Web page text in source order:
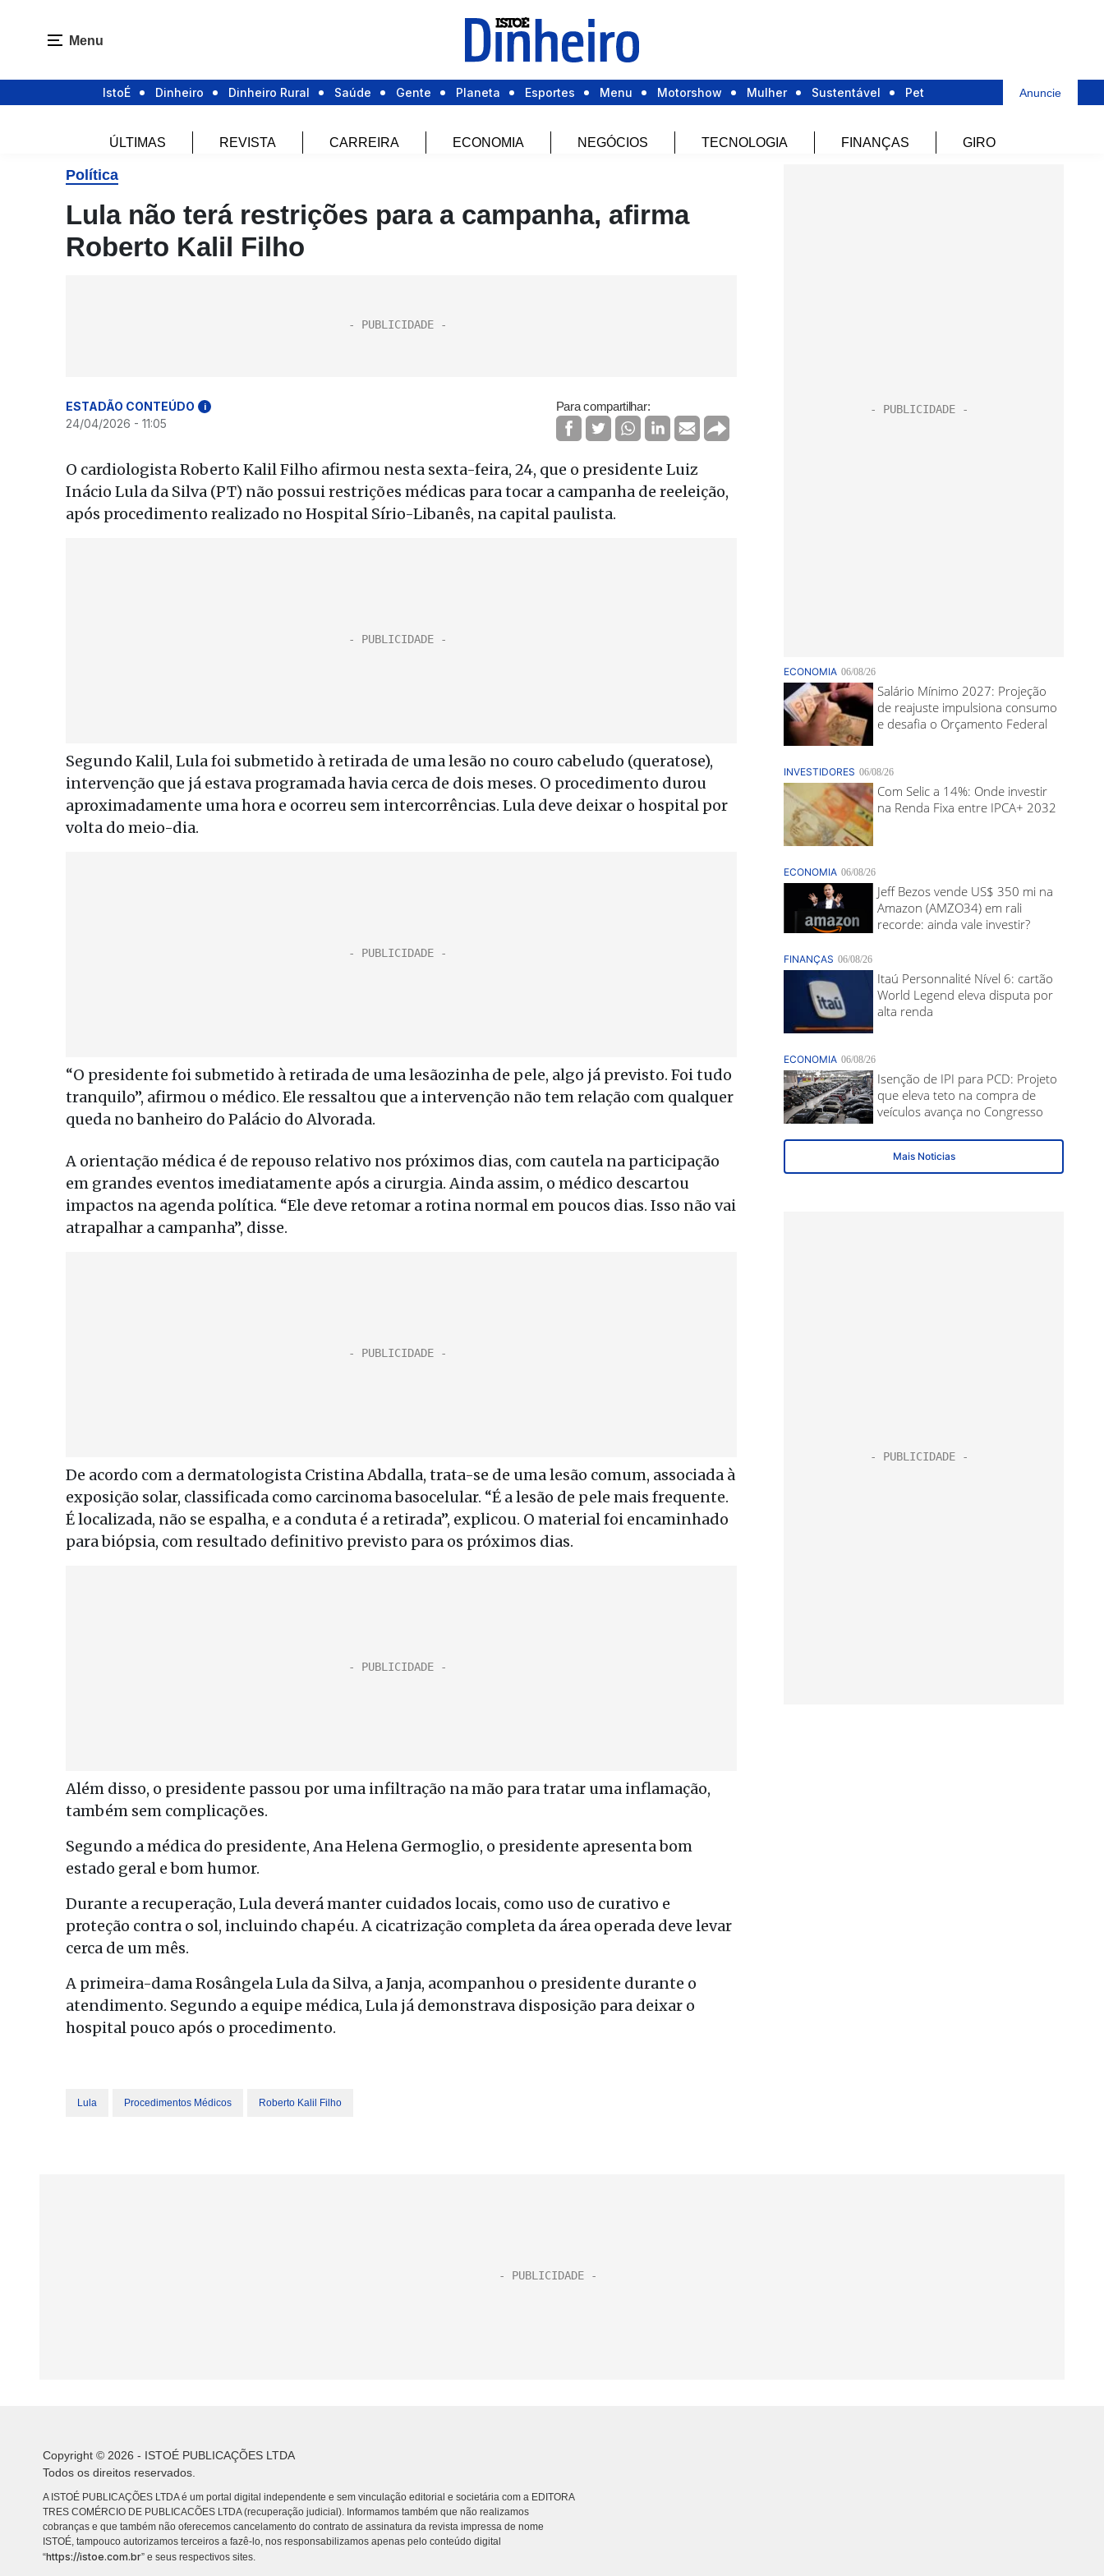
Menu
IstoÉ Dinheiro Dinheiro Rural Saúde Gente Planeta Esportes Menu Motorshow Mulher Sustentável Pet Anuncie
ÚLTIMAS REVISTA CARREIRA ECONOMIA NEGÓCIOS TECNOLOGIA FINANÇAS GIRO
Política
Lula não terá restrições para a campanha, afirma
Roberto Kalil Filho
ESTADÃO CONTEÚDO i
24/04/2026 - 11:05
Para compartilhar:
O cardiologista Roberto Kalil Filho afirmou nesta sexta-feira, 24, que o presidente Luiz
Inácio Lula da Silva (PT) não possui restrições médicas para tocar a campanha de reeleição,
após procedimento realizado no Hospital Sírio-Libanês, na capital paulista.
Segundo Kalil, Lula foi submetido à retirada de uma lesão no couro cabeludo (queratose),
intervenção que já estava programada havia cerca de dois meses. O procedimento durou
aproximadamente uma hora e ocorreu sem intercorrências. Lula deve deixar o hospital por
volta do meio-dia.
“O presidente foi submetido à retirada de uma lesãozinha de pele, algo já previsto. Foi tudo
tranquilo”, afirmou o médico. Ele ressaltou que a intervenção não tem relação com qualquer
queda no banheiro do Palácio do Alvorada.
A orientação médica é de repouso relativo nos próximos dias, com cautela na participação
em grandes eventos imediatamente após a cirurgia. Ainda assim, o médico descartou
impactos na agenda política. “Ele deve retomar a rotina normal em poucos dias. Isso não vai
atrapalhar a campanha”, disse.
De acordo com a dermatologista Cristina Abdalla, trata-se de uma lesão comum, associada à
exposição solar, classificada como carcinoma basocelular. “É a lesão de pele mais frequente.
É localizada, não se espalha, e a conduta é a retirada”, explicou. O material foi encaminhado
para biópsia, com resultado definitivo previsto para os próximos dias.
Além disso, o presidente passou por uma infiltração na mão para tratar uma inflamação,
também sem complicações.
Segundo a médica do presidente, Ana Helena Germoglio, o presidente apresenta bom
estado geral e bom humor.
Durante a recuperação, Lula deverá manter cuidados locais, como uso de curativo e
proteção contra o sol, incluindo chapéu. A cicatrização completa da área operada deve levar
cerca de um mês.
A primeira-dama Rosângela Lula da Silva, a Janja, acompanhou o presidente durante o
atendimento. Segundo a equipe médica, Lula já demonstrava disposição para deixar o
hospital pouco após o procedimento.
Lula Procedimentos Médicos Roberto Kalil Filho
Copyright © 2026 - ISTOÉ PUBLICAÇÕES LTDA
Todos os direitos reservados.
A ISTOÉ PUBLICAÇÕES LTDA é um portal digital independente e sem vinculação editorial e societária com a EDITORA
TRES COMÉRCIO DE PUBLICACÕES LTDA (recuperação judicial). Informamos também que não realizamos
cobranças e que também não oferecemos cancelamento do contrato de assinatura da revista impressa de nome
ISTOÉ, tampouco autorizamos terceiros a fazê-lo, nos responsabilizamos apenas pelo conteúdo digital
“https://istoe.com.br” e seus respectivos sites.